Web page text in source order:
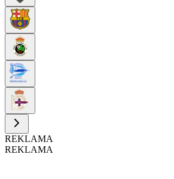
REKLAMA
REKLAMA